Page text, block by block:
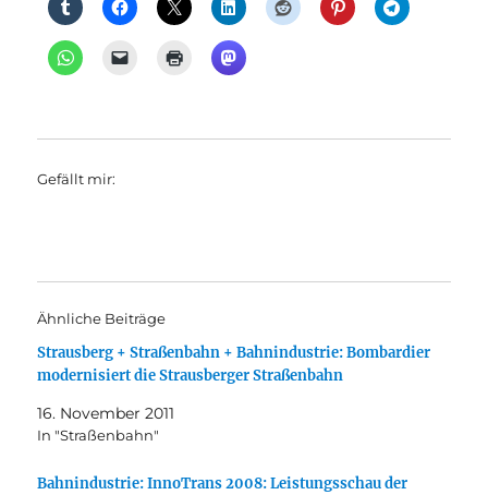
Gefällt mir:
Ähnliche Beiträge
Strausberg + Straßenbahn + Bahnindustrie: Bombardier
modernisiert die Strausberger Straßenbahn
16. November 2011
In "Straßenbahn"
Bahnindustrie: InnoTrans 2008: Leistungsschau der